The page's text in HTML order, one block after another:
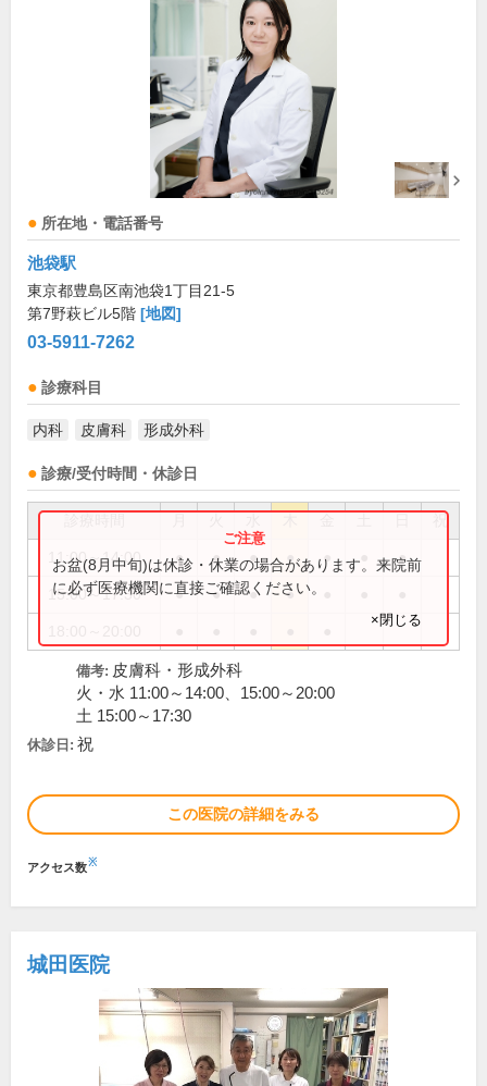
所在地・電話番号
池袋駅
東京都豊島区南池袋1丁目21-5
第7野萩ビル5階 [地図]
03-5911-7262
診療科目
内科 皮膚科 形成外科
診療/受付時間・休診日
祝
11:00～14:00 ● ● ● ● ● ●
15:00～17:30 ● ● ● ●
お盆(8月中旬)は休診・休業の場合があります。来院前
に必ず医療機関に直接ご確認ください。
×閉じる
備考: 皮膚科・形成外科
火・水 11:00～14:00、15:00～20:00
土 15:00～17:30
休診日: 祝
この医院の詳細をみる
アクセス数※
城田医院